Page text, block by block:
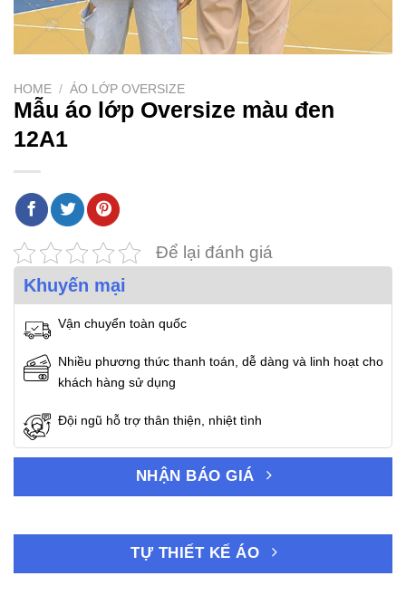
HOME / ÁO LỚP OVERSIZE
Mẫu áo lớp Oversize màu đen
12A1
Để lại đánh giá
Khuyến mại
Vận chuyển toàn quốc
Nhiều phương thức thanh toán, dễ dàng và linh hoạt cho
khách hàng sử dụng
Đội ngũ hỗ trợ thân thiện, nhiệt tình
NHẬN BÁO GIÁ
TỰ THIẾT KẾ ÁO